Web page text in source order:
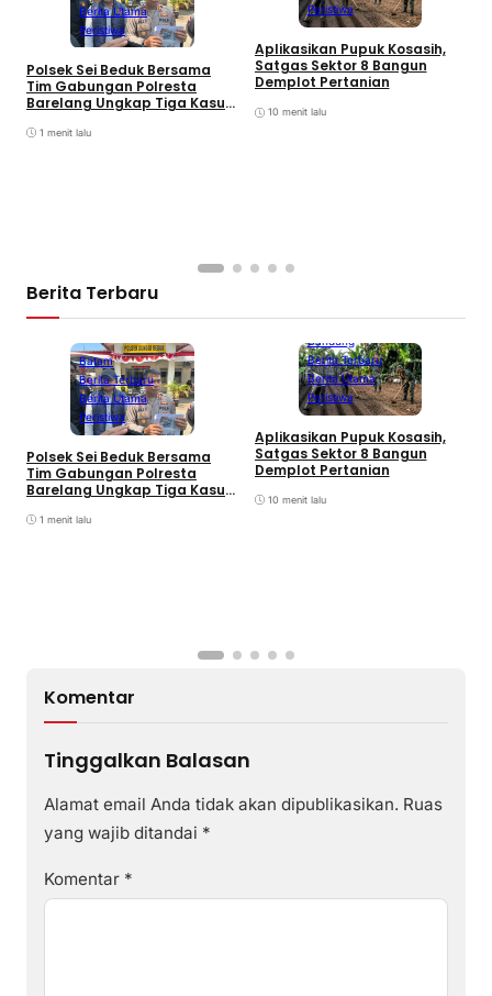
Berita Utama
Peristiwa
Polsek Sei Beduk Bersama
Tim Gabungan Polresta
Barelang Ungkap Tiga Kasus
1 menit lalu
Peristiwa
Aplikasikan Pupuk Kosasih,
Satgas Sektor 8 Bangun
Demplot Pertanian
10 menit lalu
Berita Terbaru
Batam
Berita Terbaru
Berita Utama
Peristiwa
Polsek Sei Beduk Bersama
Tim Gabungan Polresta
Barelang Ungkap Tiga Kasus
1 menit lalu
Bandung
Berita Terbaru
Berita Utama
Peristiwa
Aplikasikan Pupuk Kosasih,
Satgas Sektor 8 Bangun
Demplot Pertanian
10 menit lalu
Komentar
Tinggalkan Balasan
Alamat email Anda tidak akan dipublikasikan. Ruas
yang wajib ditandai *
Komentar *